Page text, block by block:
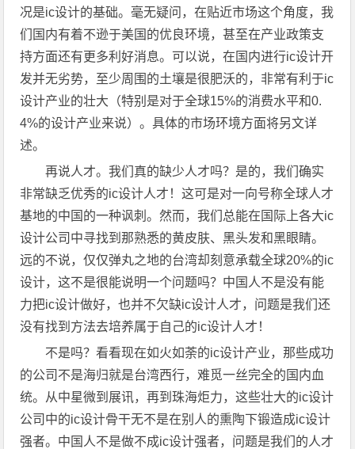
况是ic设计的基础。毫无疑问，在贴近市场这个角度，我
们国内有着不逊于美国的优良环境，甚至在产业政策支
持方面还有更多利好消息。可以说，在国内进行ic设计开
发并无劣势，至少周围的土壤是很肥沃的，非常有利于ic
设计产业的壮大（特别是对于全球15%的消费水平和0.
4%的设计产业来说）。具体的市场环境方面将另文详
述。
再说人才。我们真的缺少人才吗？是的，我们确实
非常缺乏优秀的ic设计人才！这可是对一向号称全球人才
基地的中国的一种讽刺。然而，我们总能在国际上各大ic
设计公司中寻找到那熟悉的黄皮肤、黑头发和黑眼睛。
远的不说，仅仅弹丸之地的台湾却刻意承载全球20%的ic
设计，这不是很能说明一个问题吗？中国人不是没有能
力把ic设计做好，也并不欠缺ic设计人才，问题是我们还
没有找到方法去培养属于自己的ic设计人才！
不是吗？看看现在如火如荼的ic设计产业，那些成功
的公司不是海归就是台湾西行，难觅一丝完全的国内血
统。从中星微到展讯，再到珠海炬力，这些壮大的ic设计
公司中的ic设计骨干无不是在别人的熏陶下锻造成ic设计
强者。中国人不是做不成ic设计强者，问题是我们的人才